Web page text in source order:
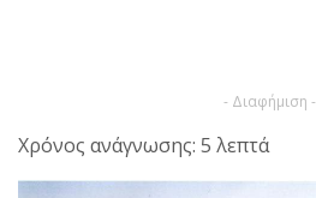
- Διαφήμιση -
Χρόνος ανάγνωσης: 5 λεπτά